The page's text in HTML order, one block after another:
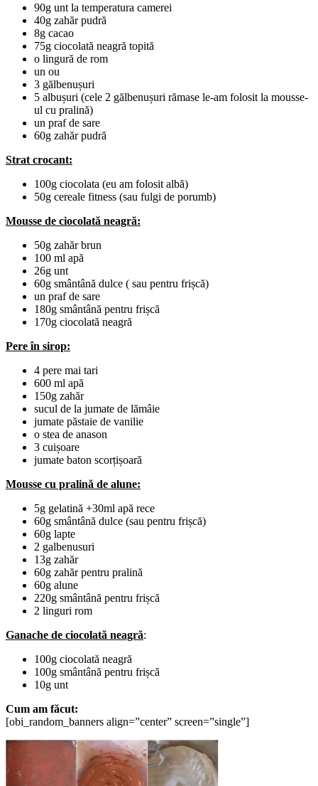
90g unt la temperatura camerei
40g zahăr pudră
8g cacao
75g ciocolată neagră topită
o lingură de rom
un ou
3 gălbenușuri
5 albușuri (cele 2 gălbenușuri rămase le-am folosit la mousse-
ul cu pralină)
un praf de sare
60g zahăr pudră
Strat crocant:
100g ciocolata (eu am folosit albă)
50g cereale fitness (sau fulgi de porumb)
Mousse de ciocolată neagră:
50g zahăr brun
100 ml apă
26g unt
60g smântână dulce ( sau pentru frișcă)
un praf de sare
180g smântână pentru frișcă
170g ciocolată neagră
Pere în sirop:
4 pere mai tari
600 ml apă
150g zahăr
sucul de la jumate de lămâie
jumate păstaie de vanilie
o stea de anason
3 cuișoare
jumate baton scorțișoară
Mousse cu pralină de alune:
5g gelatină +30ml apă rece
60g smântână dulce (sau pentru frișcă)
60g lapte
2 galbenusuri
13g zahăr
60g zahăr pentru pralină
60g alune
220g smântână pentru frișcă
2 linguri rom
Ganache de ciocolată neagră:
100g ciocolată neagră
100g smântână pentru frișcă
10g unt
Cum am făcut:
[obi_random_banners align=”center” screen=”single”]